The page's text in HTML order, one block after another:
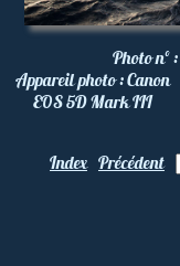
Photo nº :
Appareil photo :Canon
EOS 5D Mark III
Index Précédent